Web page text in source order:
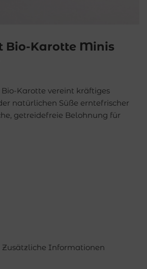
Bio-Karotte Minis
Karotte vereint kräftiges
natürlichen Süße erntefrischer
getreidefreie Belohnung für
Zusätzliche Informationen